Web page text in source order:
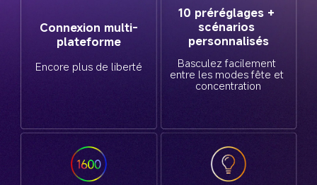
Connexion multi-
plateforme
Encore plus de liberté
10 préréglages +
scénarios
personnalisés
Basculez facilement
entre les modes fête et
concentration